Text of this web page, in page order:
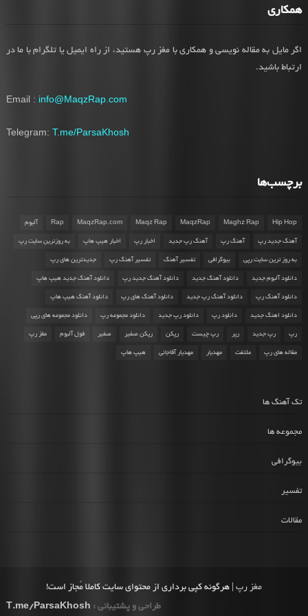
همکاری
اگر مایل به مقاله نویسی و همکاری با مغز رپ هستید، از راه ایمیل یا تلگرام با ما در
ارتباط باشید.
Email : info@MaqzRap.com
Telegram: T.me/ParsaKhosh
برچسب‌ها
Hip Hop
Maghz Rap
MaqzRap
Maqz Rap
MaqzRap.com
Rap آلبوم
آهنگ جدید رپ آهنگ رپ آهنگ رپ جدید اخبار رپ اخبار هیپ هاپ به روزترین سایت رپ
به روز ترین سایت رپی بیوگرافی تفسیر آهنگ تفسیر آهنگ رپ جدیدترین های رپ
دانلود آلبوم جدید دانلود آهنگ جدید دانلود آهنگ جدید رپ دانلود آهنگ جدید هیپ هاپ
دانلود آهنگ رپ دانلود آهنگ رپ جدید دانلود آهنگ های رپ دانلود آهنگ هیپ هاپ
دانلود اهنگ جدید دانلود رپ دانلود رپ جدید دانلود مجموعه رپ دانلود مجموعه های رپی
رپ رپ جدید رپر رپ چیست رپکن رپکن صفیر صفیر فول آلبوم مغز رپ
مقاله های رپ ملتفت مهدیار مهدیار آقاجانی هیپ هاپ
تک آهنگ ها
مجموعه ها
بیوگرافی
تفسیر
مقالات
مغز رپ | هرگونه کپی برداری از محتوای سایت کاملا مُجاز است!
طراحی و پشتیبانی : T.me/ParsaKhosh